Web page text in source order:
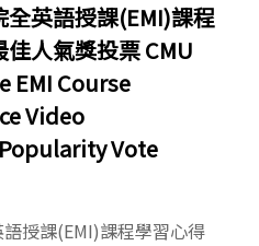
英語授課(EMI)課程
人氣獎投票 CMU
EMI Course
Video
Vote
授課(EMI)課程學習心得